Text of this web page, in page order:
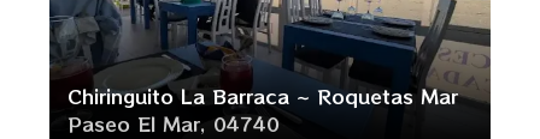
Chiringuito La Barraca ~ Roquetas Mar
Paseo El Mar, 04740